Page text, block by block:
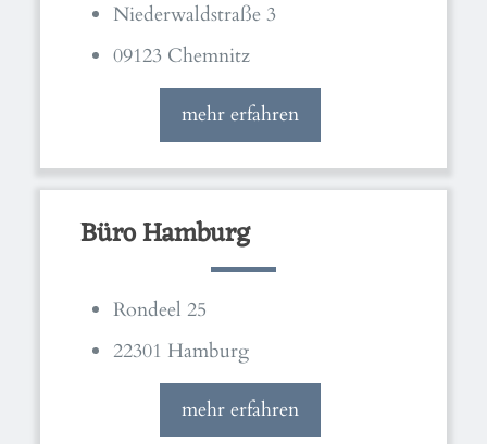
Niederwaldstraße 3
09123 Chemnitz
mehr erfahren
Büro Hamburg
Rondeel 25
22301 Hamburg
mehr erfahren